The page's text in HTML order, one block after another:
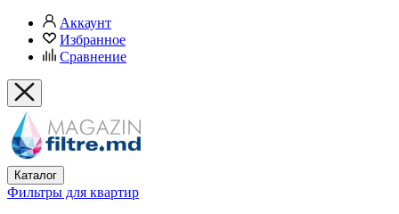
Аккаунт
Избранное
Сравнение
Каталог
Фильтры для квартир